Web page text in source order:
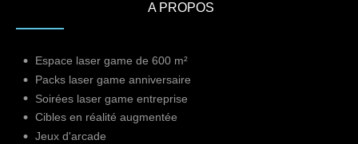
A PROPOS
Espace laser game de 600 m²
Packs laser game anniversaire
Soirées laser game entreprise
Cibles en réalité augmentée
Jeux d'arcade